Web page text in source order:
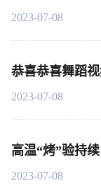
2023-07-08
恭喜恭喜舞蹈
2023-07-08
高温“烤”验持
2023-07-08